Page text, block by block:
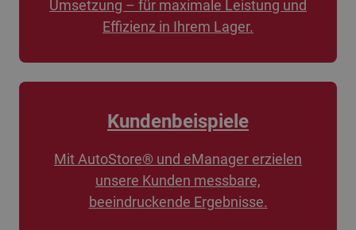
Umsetzung – für maximale Leistung und
Effizienz in Ihrem Lager.
Kundenbeispiele
Mit AutoStore® und eManager erzielen
unsere Kunden messbare,
beeindruckende Ergebnisse.